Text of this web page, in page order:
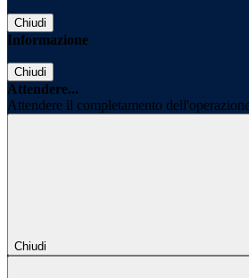
Chiudi
Informazione
Chiudi
Attendere...
Attendere il completamento
Chiudi